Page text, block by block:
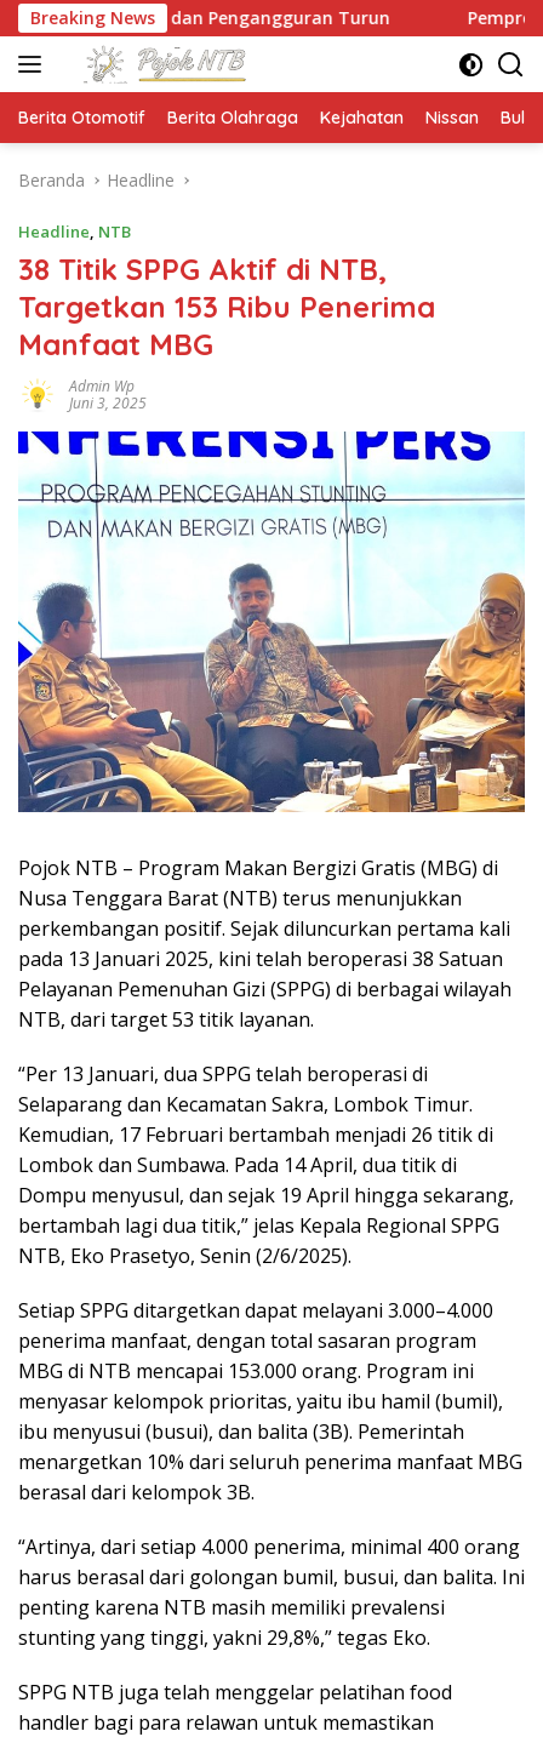
Langsung
ke
konten
Breaking News
dan Pengangguran Turun Pemprov NTB Dorong
Berita Otomotif Berita Olahraga Kejahatan Nissan
Beranda Headline
Headline, NTB
38 Titik SPPG Aktif di NTB,
Targetkan 153 Ribu Penerima
Manfaat MBG
Admin Wp
Juni 3, 2025
Pojok NTB – Program Makan Bergizi Gratis (MBG) di
Nusa Tenggara Barat (NTB) terus menunjukkan
perkembangan positif. Sejak diluncurkan pertama kali
pada 13 Januari 2025, kini telah beroperasi 38 Satuan
Pelayanan Pemenuhan Gizi (SPPG) di berbagai wilayah
NTB, dari target 53 titik layanan.
“Per 13 Januari, dua SPPG telah beroperasi di
Selaparang dan Kecamatan Sakra, Lombok Timur.
Kemudian, 17 Februari bertambah menjadi 26 titik di
Lombok dan Sumbawa. Pada 14 April, dua titik di
Dompu menyusul, dan sejak 19 April hingga sekarang,
bertambah lagi dua titik,” jelas Kepala Regional SPPG
NTB, Eko Prasetyo, Senin (2/6/2025).
Setiap SPPG ditargetkan dapat melayani 3.000–4.000
penerima manfaat, dengan total sasaran program
MBG di NTB mencapai 153.000 orang. Program ini
menyasar kelompok prioritas, yaitu ibu hamil (bumil),
ibu menyusui (busui), dan balita (3B). Pemerintah
menargetkan 10% dari seluruh penerima manfaat MBG
berasal dari kelompok 3B.
“Artinya, dari setiap 4.000 penerima, minimal 400 orang
harus berasal dari golongan bumil, busui, dan balita. Ini
penting karena NTB masih memiliki prevalensi
stunting yang tinggi, yakni 29,8%,” tegas Eko.
SPPG NTB juga telah menggelar pelatihan food
handler bagi para relawan untuk memastikan